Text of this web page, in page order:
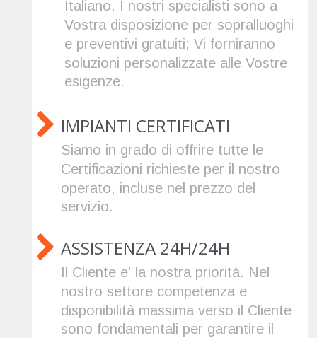
Italiano. I nostri specialisti sono a
Vostra disposizione per sopralluoghi
e preventivi gratuiti; Vi forniranno
soluzioni personalizzate alle Vostre
esigenze.
IMPIANTI CERTIFICATI
Siamo in grado di offrire tutte le
Certificazioni richieste per il nostro
operato, incluse nel prezzo del
servizio.
ASSISTENZA 24H/24H
Il Cliente e' la nostra priorità. Nel
nostro settore competenza e
disponibilità massima verso il Cliente
sono fondamentali per garantire il